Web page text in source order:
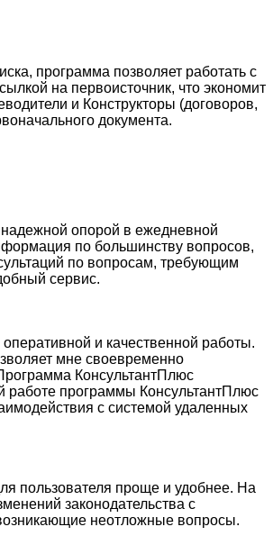
программа позволяет работать с
на первоисточник, что экономит
и Конструкторы (договоров,
документа.
опорой в ежедневной
по большинству вопросов,
по вопросам, требующим
сервис.
и качественной работы.
мне своевременно
КонсультантПлюс
программы КонсультантПлюс
с системой удаленных
пользователя проще и удобнее. На
законодательства с
неотложные вопросы.